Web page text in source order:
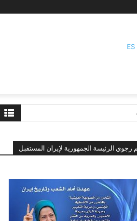
ES
رجوي الرئيسة الجمهورية لإيران المستقبل